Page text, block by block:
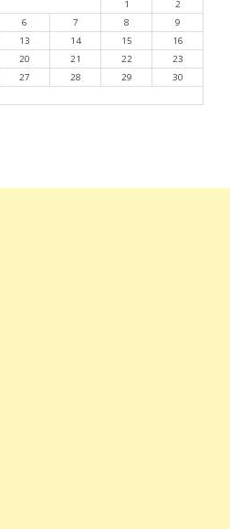
1
2
6 7 8
9
13 14 15
16
20 21 22
23
27 28 29
30